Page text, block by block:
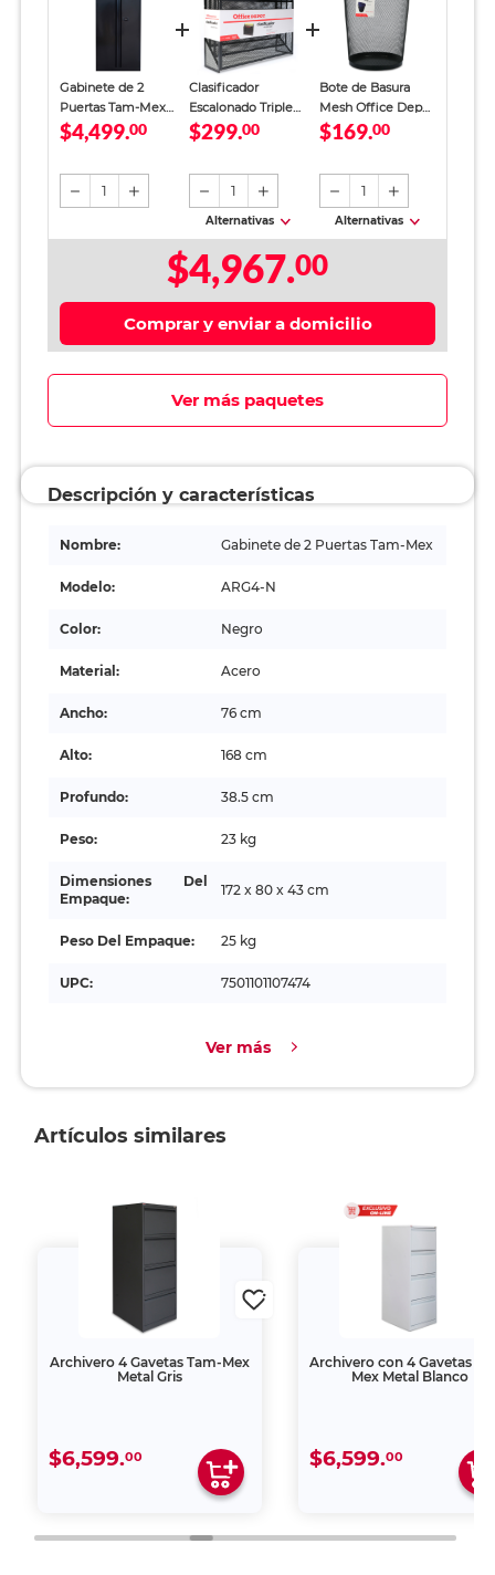
Gabinete de 2
Puertas Tam-Mex
Acero Negro
$4,499.00
1
Clasificador
Escalonado Triple
de Documentos
$299.00
1
Alternativas
Bote de Basura
Mesh Office Depot
Metal Negro
$169.00
1
Alternativas
$4,967.00
Comprar y enviar a domicilio
Ver más paquetes
Descripción y características
Nombre: Gabinete de 2 Puertas Tam-Mex
Modelo: ARG4-N
Color: Negro
Material: Acero
Ancho: 76 cm
Alto: 168 cm
Profundo: 38.5 cm
Peso: 23 kg
Dimensiones Del
Empaque:
172 x 80 x 43 cm
Peso Del Empaque: 25 kg
UPC: 7501101107474
Ver más
Artículos similares
Archivero 4 Gavetas Tam-Mex
Metal Gris
$6,599.00
Archivero con 4 Gavetas
Mex Metal Blanco
$6,599.00